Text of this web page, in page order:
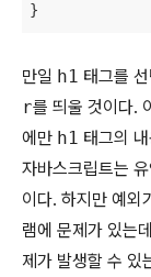
}
만일 h1 태그를
r를 띄울 것이다.
에만 h1 태그의
자바스크립트는
이다. 하지만 예외
램에 문제가 있는
제가 발생할 수 있